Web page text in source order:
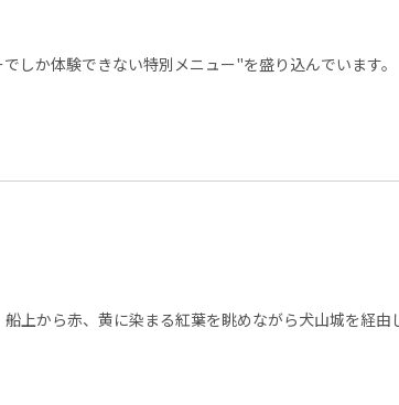
しか体験できない特別メニュー"を盛り込んでいます。
上から赤、黄に染まる紅葉を眺めながら犬山城を経由